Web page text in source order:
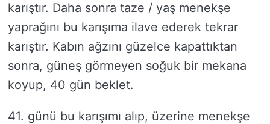
karıştır. Daha sonra taze / yaş menekşe
yaprağını bu karışıma ilave ederek tekrar
karıştır. Kabın ağzını güzelce kapattıktan
sonra, güneş görmeyen soğuk bir mekana
koyup, 40 gün beklet.
41. günü bu karışımı alıp, üzerine menekşe